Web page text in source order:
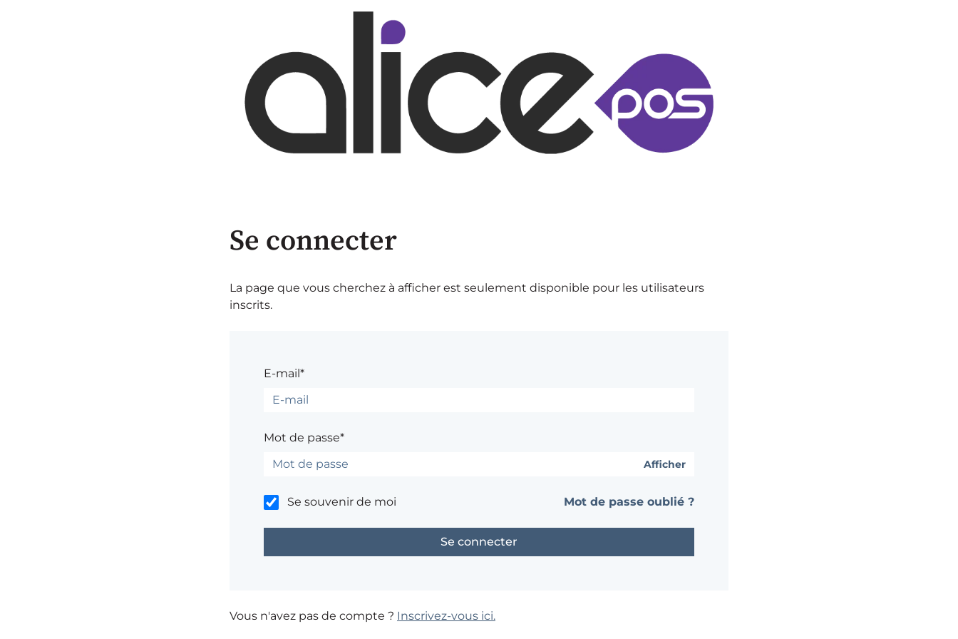
Se connecter
La page que vous cherchez à afficher est seulement disponible pour les utilisateurs
inscrits.
E-mail*
Mot de passe*
Afficher
Se souvenir de moi Mot de passe oublié ?
Vous n'avez pas de compte ? Inscrivez-vous ici.